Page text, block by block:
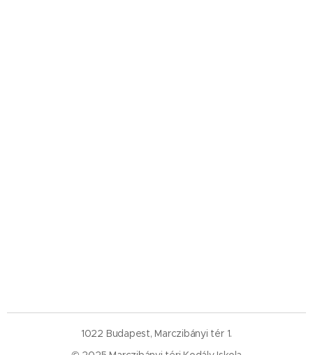
1022 Budapest, Marczibányi tér 1.